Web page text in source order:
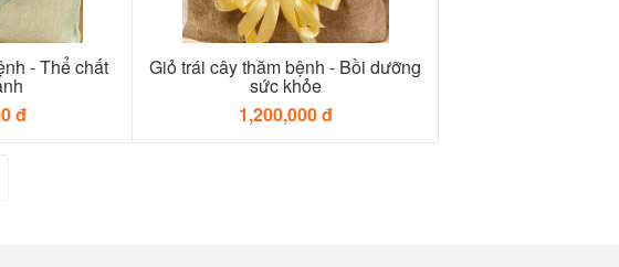
- Thể chất
đ
Giỏ trái cây thăm bệnh - Bồi dưỡng
sức khỏe
1,200,000 đ